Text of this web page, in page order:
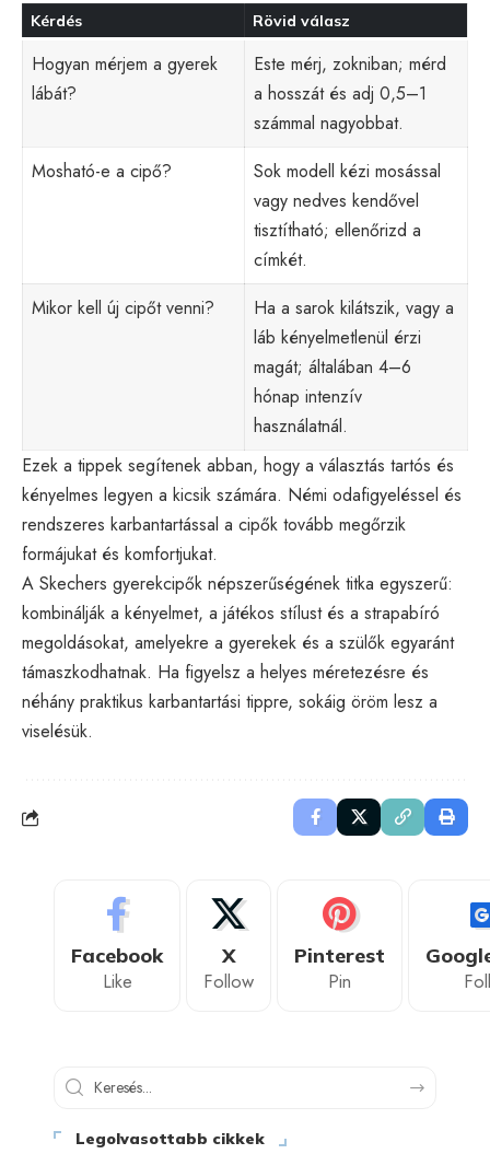
Kérdés Rövid válasz
Hogyan mérjem a gyerek
lábát?
Este mérj, zokniban; mérd
a hosszát és adj 0,5–1
számmal nagyobbat.
Mosható-e a cipő?
Sok modell kézi mosással
vagy nedves kendővel
tisztítható; ellenőrizd a
címkét.
Mikor kell új cipőt venni?
Ha a sarok kilátszik, vagy a
láb kényelmetlenül érzi
magát; általában 4–6
hónap intenzív
használatnál.
Ezek a tippek segítenek abban, hogy a választás tartós és
kényelmes legyen a kicsik számára. Némi odafigyeléssel és
rendszeres karbantartással a cipők tovább megőrzik
formájukat és komfortjukat.
A Skechers gyerekcipők népszerűségének titka egyszerű:
kombinálják a kényelmet, a játékos stílust és a strapabíró
megoldásokat, amelyekre a gyerekek és a szülők egyaránt
támaszkodhatnak. Ha figyelsz a helyes méretezésre és
néhány praktikus karbantartási tippre, sokáig öröm lesz a
viselésük.
Facebook
Like
X
Follow
Pinterest
Pin
Legolvasottabb cikkek